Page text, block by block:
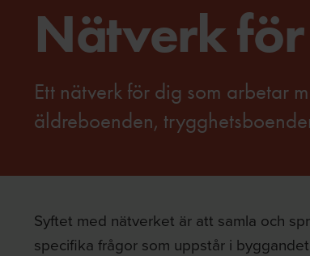
Nätverk
Ett nätverk för dig som arbetar
äldreboenden,
Syftet med nätverket är att samla och
specifika frågor som uppstår i